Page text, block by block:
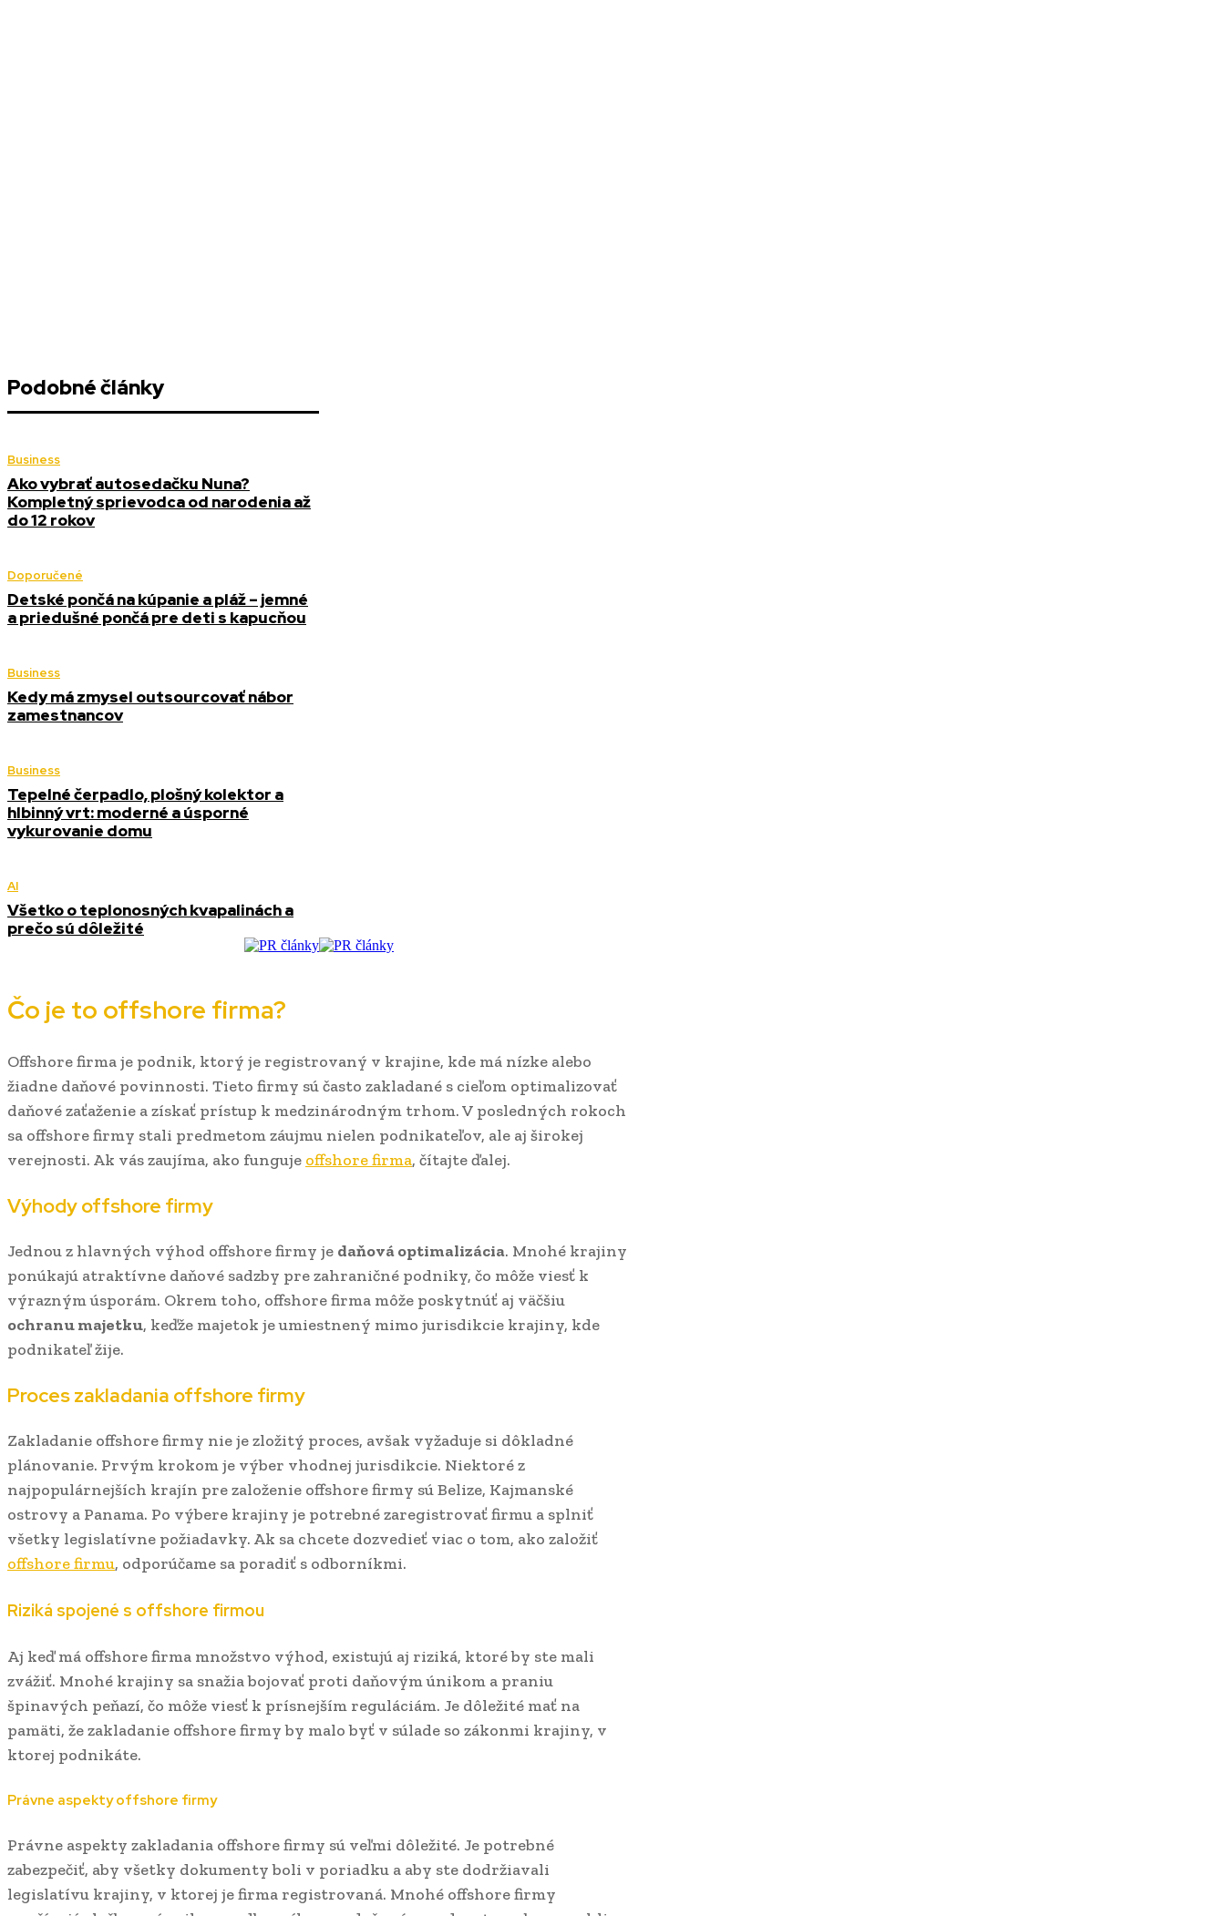
Podobné články
Business
Ako vybrať autosedačku Nuna?
Kompletný sprievodca od narodenia až
do 12 rokov
Doporučené
Detské pončá na kúpanie a pláž – jemné
a priedušné pončá pre deti s kapucňou
Business
Kedy má zmysel outsourcovať nábor
zamestnancov
Business
Tepelné čerpadlo, plošný kolektor a
hlbinný vrt: moderné a úsporné
vykurovanie domu
AI
Všetko o teplonosných kvapalinách a
prečo sú dôležité
Čo je to offshore firma?
Offshore firma je podnik, ktorý je registrovaný v krajine, kde má nízke alebo
žiadne daňové povinnosti. Tieto firmy sú často zakladané s cieľom optimalizovať
daňové zaťaženie a získať prístup k medzinárodným trhom. V posledných rokoch
sa offshore firmy stali predmetom záujmu nielen podnikateľov, ale aj širokej
verejnosti. Ak vás zaujíma, ako funguje offshore firma, čítajte ďalej.
Výhody offshore firmy
Jednou z hlavných výhod offshore firmy je daňová optimalizácia. Mnohé krajiny
ponúkajú atraktívne daňové sadzby pre zahraničné podniky, čo môže viesť k
výrazným úsporám. Okrem toho, offshore firma môže poskytnúť aj väčšiu
ochranu majetku, keďže majetok je umiestnený mimo jurisdikcie krajiny, kde
podnikateľ žije.
Proces zakladania offshore firmy
Zakladanie offshore firmy nie je zložitý proces, avšak vyžaduje si dôkladné
plánovanie. Prvým krokom je výber vhodnej jurisdikcie. Niektoré z
najpopulárnejších krajín pre založenie offshore firmy sú Belize, Kajmanské
ostrovy a Panama. Po výbere krajiny je potrebné zaregistrovať firmu a splniť
všetky legislatívne požiadavky. Ak sa chcete dozvedieť viac o tom, ako založiť
offshore firmu, odporúčame sa poradiť s odborníkmi.
Riziká spojené s offshore firmou
Aj keď má offshore firma množstvo výhod, existujú aj riziká, ktoré by ste mali
zvážiť. Mnohé krajiny sa snažia bojovať proti daňovým únikom a praniu
špinavých peňazí, čo môže viesť k prísnejším reguláciám. Je dôležité mať na
pamäti, že zakladanie offshore firmy by malo byť v súlade so zákonmi krajiny, v
ktorej podnikáte.
Právne aspekty offshore firmy
Právne aspekty zakladania offshore firmy sú veľmi dôležité. Je potrebné
zabezpečiť, aby všetky dokumenty boli v poriadku a aby ste dodržiavali
legislatívu krajiny, v ktorej je firma registrovaná. Mnohé offshore firmy